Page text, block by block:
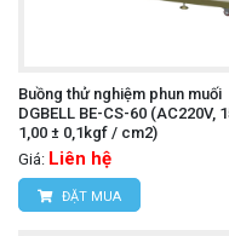
Buồng thử nghiệm phun muối
DGBELL BE-CS-60 (AC220V,
1,00 ± 0,1kgf / cm2)
Giá: Liên hệ
ĐẶT MUA